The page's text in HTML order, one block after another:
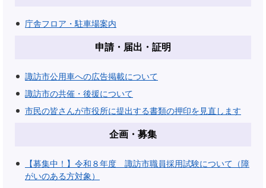
庁舎フロア・駐車場案内
申請・届出・証明
諏訪市公用車への広告掲載について
諏訪市の共催・後援について
市民の皆さんが市役所に提出する書類の押印を見直します
企画・募集
【募集中！】令和８年度 諏訪市職員採用試験について（障
がいのある方対象）